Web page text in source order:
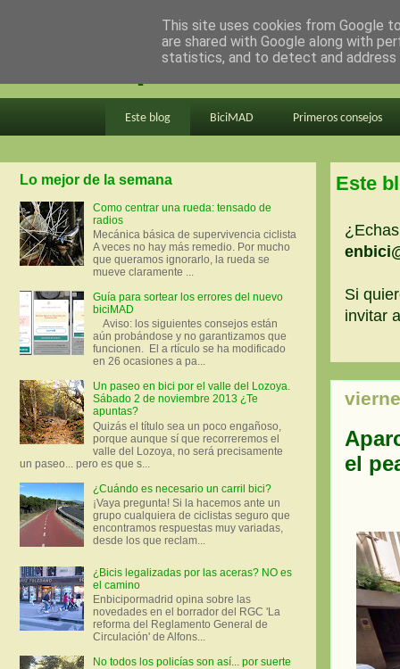
en bici por madrid
Este blog BiciMAD Primeros consejos
Este
Si
invitar
el
Lo mejor de la semana
Como centrar una rueda: tensado de
radios
Mecánica básica de supervivencia ciclista
A veces no hay más remedio. Por mucho
que queramos ignorarlo, la rueda se
mueve claramente ...
Guía para sortear los errores del nuevo
biciMAD
Aviso: los siguientes consejos están
aún probándose y no garantizamos que
funcionen. El a rtículo se ha modificado
en 26 ocasiones a pa...
Un paseo en bici por el valle del Lozoya.
Sábado 2 de noviembre 2013 ¿Te
apuntas?
Quizás el título sea un poco engañoso,
porque aunque sí que recorreremos el
valle del Lozoya, no será precisamente
un paseo... pero es que s...
¿Cuándo es necesario un carril bici?
¡Vaya pregunta! Si la hacemos ante un
grupo cualquiera de ciclistas seguro que
encontramos respuestas muy variadas,
desde los que reclam...
¿Bicis legalizadas por las aceras? NO es
el camino
Enbicipormadrid opina sobre las
novedades en el borrador del RGC 'La
reforma del Reglamento General de
Circulación' de Alfons...
No todos los policías son así... por suerte
This site uses cookies from Google
are shared with Google along with
statistics, and to detect and address